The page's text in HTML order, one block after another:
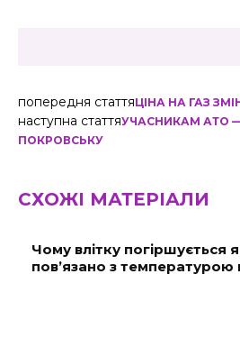
попередня статтяЦІНА НА ГАЗ
наступна статтяУЧАСНИКАМ АТО —
ПОКРОВСЬКУ
СХОЖІ МАТЕРІАЛИ
Чому влітку погіршується
пов’язано з температурою